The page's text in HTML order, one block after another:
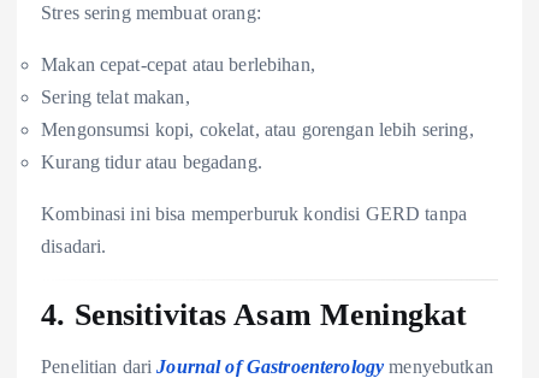
Stres sering membuat orang:
Makan cepat-cepat atau berlebihan,
Sering telat makan,
Mengonsumsi kopi, cokelat, atau gorengan lebih sering,
Kurang tidur atau begadang.
Kombinasi ini bisa memperburuk kondisi GERD tanpa
disadari.
4. Sensitivitas Asam Meningkat
Penelitian dariJournal of Gastroenterology menyebutkan